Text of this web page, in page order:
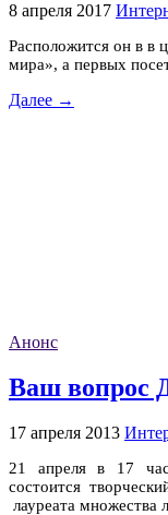
8 апреля 2017
Расположится он в в
мира», а первых
Далее →
Анонс
Ваш вопрос
17 апреля 2013
21 апреля в 17
состоится
лауреата множества